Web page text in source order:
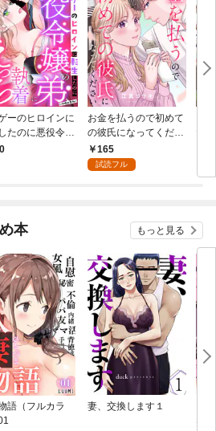
ーのヒロインに
たのに悪役令嬢
攻略対象外）に
お金を払うので初めて
の彼氏になってくださ
い: 1
165
試読フル
た
本 もっと見る
語（フルカラ
妻、交換します１
な